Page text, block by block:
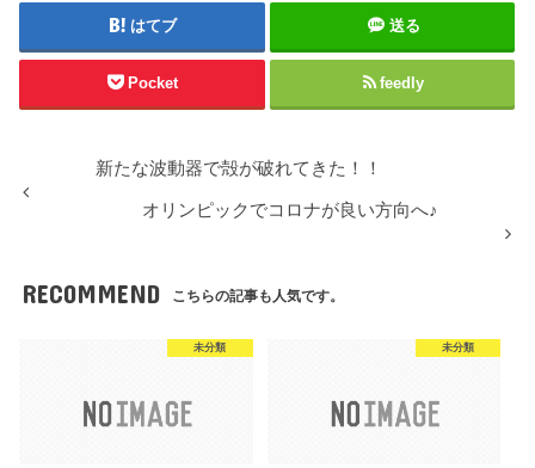
はてブ 送る
Pocket feedly
新たな波動器で殻が破れてきた！！
オリンピックでコロナが良い方向へ♪
RECOMMEND こちらの記事も人気です。
未分類 未分類